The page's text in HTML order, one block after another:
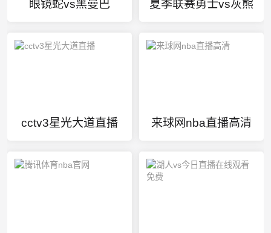
眼镜蛇vs黑曼巴 夏季联赛勇士vs灰熊
cctv3星光大道直播 来球网nba直播高清